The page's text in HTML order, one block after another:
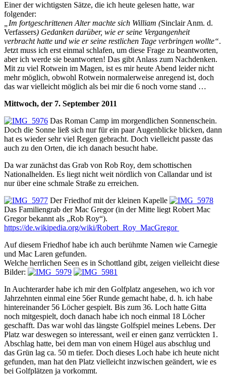
Einer der wichtigsten Sätze, die ich heute gelesen hatte, war
folgender:
„Im fortgeschrittenen Alter machte sich William (Sinclair Anm. d.
Verfassers) Gedanken darüber, wie er seine Vergangenheit
verbracht hatte und wie er seine restlichen Tage verbringen wollte“.
Jetzt muss ich erst einmal schlafen, um diese Frage zu beantworten,
aber ich werde sie beantworten! Das gibt Anlass zum Nachdenken.
Mit zu viel Rotwein im Magen, ist es mir heute Abend leider nicht
mehr möglich, obwohl Rotwein normalerweise anregend ist, doch
das war vielleicht möglich als bei mir die 6 noch vorne stand …
Mittwoch, der 7. September 2011
Das Roman Camp im morgendlichen Sonnenschein.
Doch die Sonne ließ sich nur für ein paar Augenblicke blicken, dann
hat es wieder sehr viel Regen gebracht. Doch vielleicht passte das
auch zu den Orten, die ich danach besucht habe.
Da war zunächst das Grab von Rob Roy, dem schottischen
Nationalhelden. Es liegt nicht weit nördlich von Callandar und ist
nur über eine schmale Straße zu erreichen.
Der Friedhof mit der kleinen Kapelle
Das Familiengrab der Mac Gregor (in der Mitte liegt Robert Mac
Gregor bekannt als „Rob Roy“).
https://de.wikipedia.org/wiki/Robert_Roy_MacGregor
Auf diesem Friedhof habe ich auch berühmte Namen wie Carnegie
und Mac Laren gefunden.
Welche herrlichen Seen es in Schottland gibt, zeigen vielleicht diese
Bilder:
In Auchterarder habe ich mir den Golfplatz angesehen, wo ich vor
Jahrzehnten einmal eine 56er Runde gemacht habe, d. h. ich habe
hintereinander 56 Löcher gespielt. Bis zum 36. Loch hatte Gitta
noch mitgespielt, doch danach habe ich noch einmal 18 Löcher
geschafft. Das war wohl das längste Golfspiel meines Lebens. Der
Platz war deswegen so interessant, weil er einen ganz verrückten 1.
Abschlag hatte, bei dem man von einem Hügel aus abschlug und
das Grün lag ca. 50 m tiefer. Doch dieses Loch habe ich heute nicht
gefunden, man hat den Platz vielleicht inzwischen geändert, wie es
bei Golfplätzen ja vorkommt.